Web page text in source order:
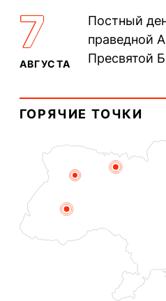
пещерах...
7
АВГУСТА
Постный
праведной
Пресвятой
прп.
ГОРЯЧИЕ ТОЧКИ